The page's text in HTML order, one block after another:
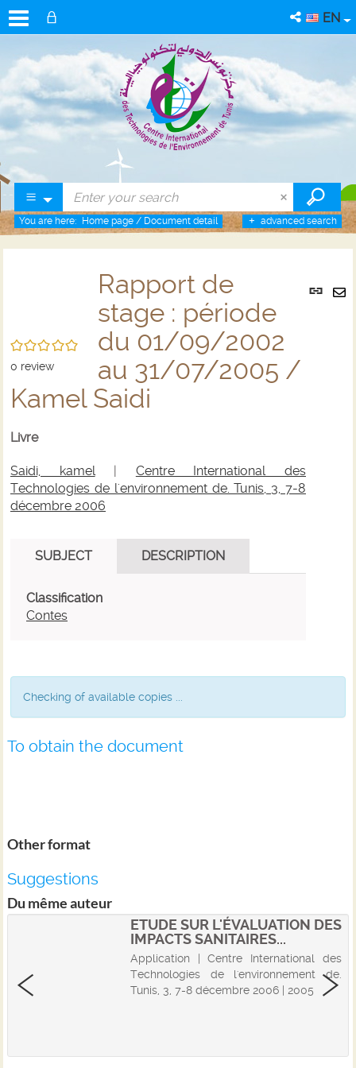
EN
advanced search
You are here: Home page / Document detail
link
/5
0 review
Rapport de
stage : période
du 01/09/2002
au 31/07/2005 /
Kamel Saidi
Livre
Saidi, kamel| Centre International des
Technologies de l'environnement de. Tunis, 3, 7-8
décembre 2006
SUBJECT DESCRIPTION
Classification
Contes
Checking of available copies ...
To obtain the document
Other format
Suggestions
Du même auteur
ETUDE SUR L'ÉVALUATION DES
IMPACTS SANITAIRES...
Application | Centre International des
Technologies de l'environnement de.
Tunis, 3, 7-8 décembre 2006 | 2005